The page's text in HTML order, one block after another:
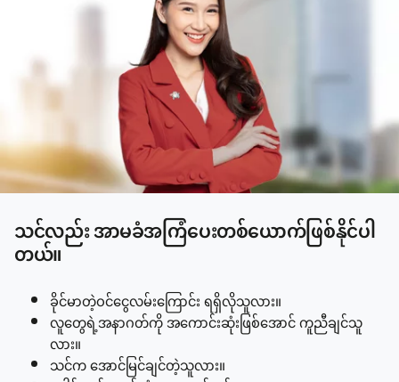
သင်လည်း အာမခံအကြံပေးတစ်ယောက်ဖြစ်နိုင်ပါ
တယ်။
ခိုင်မာတဲ့ဝင်ငွေလမ်းကြောင်း ရရှိလိုသူလား။
လူတွေရဲ့အနာဂတ်ကို အကောင်းဆုံးဖြစ်အောင် ကူညီချင်သူ
လား။
သင်က အောင်မြင်ချင်တဲ့သူလား။